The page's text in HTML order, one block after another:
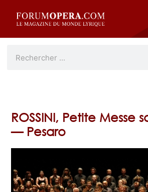
ROSSINI, Petite Messe
— Pesaro